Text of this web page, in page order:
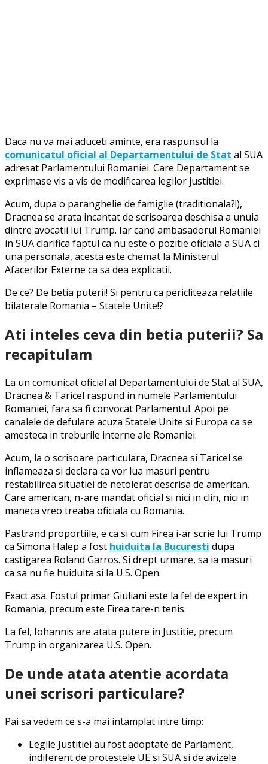
Daca nu va mai aduceti aminte, era raspunsul la
comunicatul oficial al Departamentului de Stat al SUA
adresat Parlamentului Romaniei. Care Departament se
exprimase vis a vis de modificarea legilor justitiei.
Acum, dupa o paranghelie de famiglie (traditionala?!),
Dracnea se arata incantat de scrisoarea deschisa a unuia
dintre avocatii lui Trump. Iar cand ambasadorul Romaniei
in SUA clarifica faptul ca nu este o pozitie oficiala a SUA ci
una personala, acesta este chemat la Ministerul
Afacerilor Externe ca sa dea explicatii.
De ce? De betia puterii! Si pentru ca pericliteaza relatiile
bilaterale Romania – Statele Unite!?
Ati inteles ceva din betia puterii? Sa
recapitulam
La un comunicat oficial al Departamentului de Stat al SUA,
Dracnea & Taricel raspund in numele Parlamentului
Romaniei, fara sa fi convocat Parlamentul. Apoi pe
canalele de defulare acuza Statele Unite si Europa ca se
amesteca in treburile interne ale Romaniei.
Acum, la o scrisoare particulara, Dracnea si Taricel se
inflameaza si declara ca vor lua masuri pentru
restabilirea situatiei de netolerat descrisa de american.
Care american, n-are mandat oficial si nici in clin, nici in
maneca vreo treaba oficiala cu Romania.
Pastrand proportiile, e ca si cum Firea i-ar scrie lui Trump
ca Simona Halep a fost huiduita la Bucuresti dupa
castigarea Roland Garros. Si drept urmare, sa ia masuri
ca sa nu fie huiduita si la U.S. Open.
Exact asa. Fostul primar Giuliani este la fel de expert in
Romania, precum este Firea tare-n tenis.
La fel, Iohannis are atata putere in Justitie, precum
Trump in organizarea U.S. Open.
De unde atata atentie acordata
unei scrisori particulare?
Pai sa vedem ce s-a mai intamplat intre timp:
Legile Justitiei au fost adoptate de Parlament,
indiferent de protestele UE si SUA si de avizele